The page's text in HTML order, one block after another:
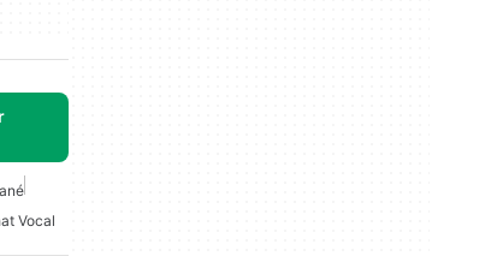
Vocal